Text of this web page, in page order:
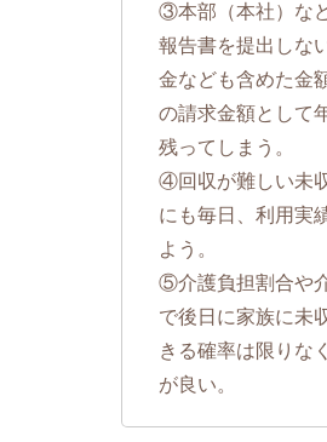
③本部（本社）な
報告書を提出しな
金なども含めた金
の請求金額として
残ってしまう。
④回収が難しい未
にも毎日、利用実
よう。
⑤介護負担割合や
で後日に家族に未
きる確率は限りな
が良い。